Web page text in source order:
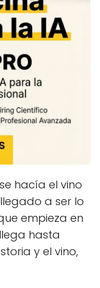
hacía el vino
a ser lo
empieza en
hasta
y el vino,